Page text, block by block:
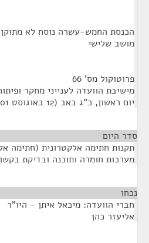
הכנסת החמש-עשרה נוסח לא מתוקן
מושב שלישי
פרוטוקול מס' 66
מישיבת הוועדה לענייני מחקר
יום ראשון, כ"ג באב (12 באוגוסט 2001), שעה 10:00
סדר היום
תקנות חתימה אלקטרונית (חתימה
מערכות חומרה ותוכנה ובדיקת
נכחו
חברי הוועדה: מיכאל איתן - היו"ר
אליעזר כהן